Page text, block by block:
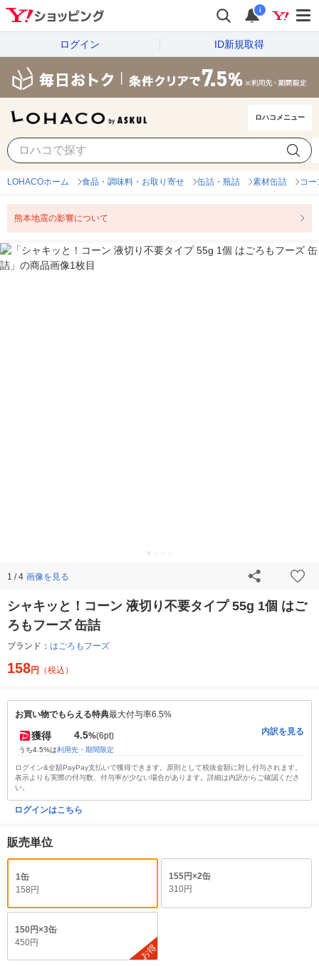
i
ログイン ID新規取得
ロハコメニュー
LOHACOホーム 食品・調味料・お取り寄せ 缶詰・瓶詰 素材缶詰 コー
熊本地震の影響について
1 / 4 画像を見る
シャキッと！コーン 液切り不要タイプ 55g 1個 はご
ろもフーズ 缶詰
ブランド： はごろもフーズ
158円 （税込）
お買い物でもらえる特典最大付与率6.5%
獲得 4.5%(6pt)
うち4.5%は利用先・期間限定
内訳を見る
ログイン&全額PayPay支払いで獲得できます。原則として税抜金額に対し付与されます。
表示よりも実際の付与数、付与率が少ない場合があります。詳細は内訳からご確認くださ
い。
ログインはこちら
販売単位
1缶
158円
155円×2缶
310円
150円×3缶
450円
お得